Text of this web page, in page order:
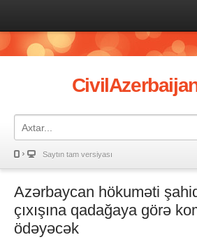
Saytın tam versiyası
Azərbaycan hökuməti
çıxışına qadağaya görə
ödəyəcək